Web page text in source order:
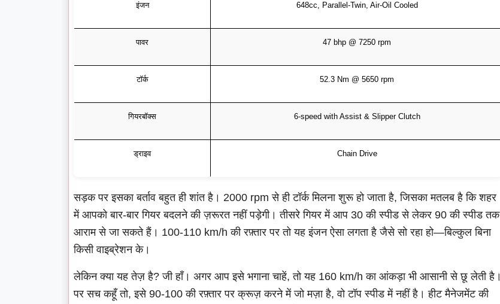
इंजन 648cc, Parallel-Twin, Air-Oil Cooled
पावर 47 bhp @ 7250 rpm
टॉर्क 52.3 Nm @ 5650 rpm
गियरबॉक्स 6-speed with Assist & Slipper Clutch
ड्राइव Chain Drive
सड़क पर इसका बर्ताव बहुत ही शांत है। 2000 rpm से ही टॉर्क मिलना शुरू हो जाता है, जिसका मतलब है कि शहर
में आपको बार-बार गियर बदलने की ज़रूरत नहीं पड़ेगी। तीसरे गियर में आप 30 की स्पीड से लेकर 90 की स्पीड तक
आराम से जा सकते हैं। 100-110 km/h की रफ़्तार पर तो यह इंजन ऐसा लगता है जैसे सो रहा हो—बिल्कुल बिना
किसी वाइब्रेशन के।
लेकिन क्या यह तेज़ है? जी हाँ। अगर आप इसे भगाना चाहें, तो यह 160 km/h का आंकड़ा भी आसानी से छू लेती है।
पर सच कहूँ तो, इसे 90-100 की रफ़्तार पर क्रूज़ करने में जो मज़ा है, वो टॉप स्पीड में नहीं है। हीट मैनेजमेंट की